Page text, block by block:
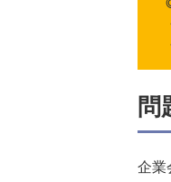
企業